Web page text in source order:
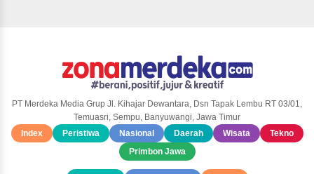
PT Merdeka Media Grup Jl. Kihajar Dewantara, Dsn Tapak Lembu RT 03/01,
Temuasri, Sempu, Banyuwangi, Jawa Timur
Index
Peristiwa Nasional Daerah Wisata
Tekno
Primbon Jawa